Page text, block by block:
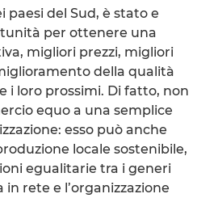
del Sud, è stato e
per ottenere una
migliori prezzi, migliori
della qualità
i loro prossimi. Di fatto, non
equo a una semplice
esso può anche
locale sostenibile,
egualitarie tra i generi
in rete e l’organizzazione